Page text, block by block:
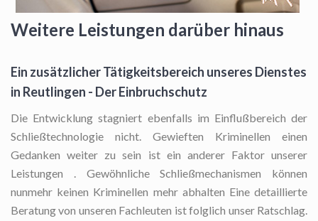
Weitere Leistungen darüber hinaus
Ein zusätzlicher Tätigkeitsbereich unseres Dienstes
in Reutlingen - Der Einbruchschutz
Die Entwicklung stagniert ebenfalls im Einflußbereich der
Schließtechnologie nicht. Gewieften Kriminellen einen
Gedanken weiter zu sein ist ein anderer Faktor unserer
Leistungen . Gewöhnliche Schließmechanismen können
nunmehr keinen Kriminellen mehr abhalten Eine detaillierte
Beratung von unseren Fachleuten ist folglich unser Ratschlag.